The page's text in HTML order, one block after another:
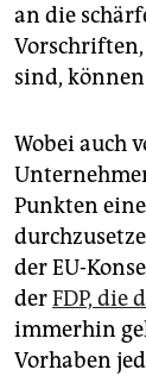
an die
sind,
Wobei auch
Punkten
der EU-
derFDP, die
immerhin
Vorhaben